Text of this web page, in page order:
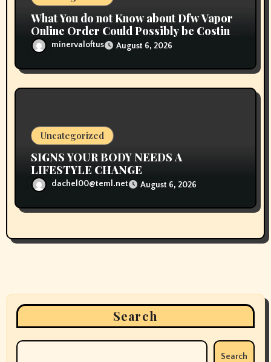
What You do not Know about Dfw Vapor
Online Order Could Possibly be Costing
To Greater than You Suppose
minervaloftus August 6, 2026
Uncategorized
SIGNS YOUR BODY NEEDS A
LIFESTYLE CHANGE
dachel00@teml.net August 6, 2026
Search
Search